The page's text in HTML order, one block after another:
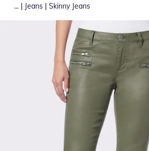
... | Jeans | Skinny Jeans